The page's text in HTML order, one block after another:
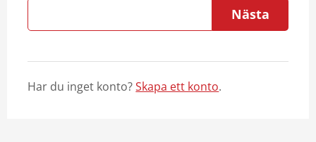
Nästa
Har du inget konto?Skapa ett konto.